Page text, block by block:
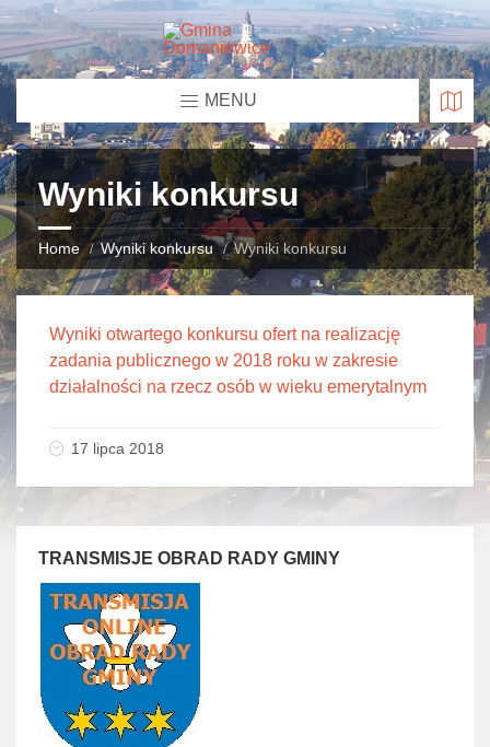
MENU
Wyniki konkursu
Home Wyniki konkursu Wyniki konkursu
Wyniki otwartego konkursu ofert na realizację
zadania publicznego w 2018 roku w zakresie
działalności na rzecz osób w wieku emerytalnym
17 lipca 2018
TRANSMISJE OBRAD RADY GMINY